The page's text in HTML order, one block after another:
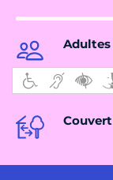
Adultes
Couvert